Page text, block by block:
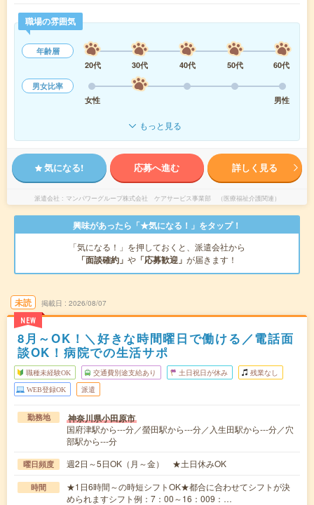
職場の雰囲気
年齢層
20代
30代 40代 50代
60代
男女比率
女性
男性
もっと見る
気になる! 応募へ進む 詳しく見る
派遣会社 マンパワーグループ株式会社 ケアサービス事業部 （医療福祉介護関連）
興味があったら「★気になる！」をタップ！
「気になる！」を押しておくと、派遣会社から
「面談確約」 や 「応募歓迎」 が届きます！
未読
NEW
掲載日 2026/08/07
8月～OK！＼好きな時間曜日で働ける／電話面
談OK！病院での生活サポ
職種未経験OK 交通費別途支給あり 土日祝日が休み 残業なし
WEB登録OK 派遣
勤務地 神奈川県小田原市
国府津駅から---分／螢田駅から---分／入生田駅から---分／穴
部駅から---分
曜日頻度 週2日～5日OK（月～金） ★土日休みOK
時間
★1日6時間～の時短シフトOK★都合に合わせてシフトが決
められますシフト例：7：00～16：009：…